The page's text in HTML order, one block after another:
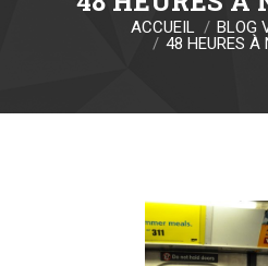
Vous êtes ici :ACCUEIL
BLOG
48 HEURES À